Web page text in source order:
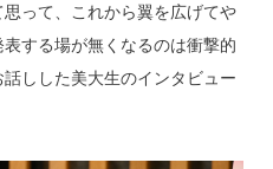
って、これから翼を広げてや
する場が無くなるのは衝撃的
しした美大生のインタビュー